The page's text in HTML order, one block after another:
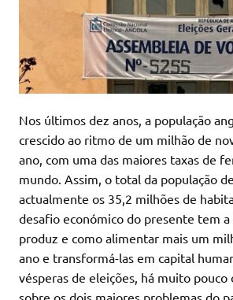
Nos últimos dez anos, a população
crescido ao ritmo de um milhão de
ano, com uma das maiores taxas de
mundo. Assim, o total da população
actualmente os 35,2 milhões de
desafio económico do presente tem a
produz e como alimentar mais um
ano e transformá-las em capital
vésperas de eleições, há muito
sobre os dois maiores problemas do